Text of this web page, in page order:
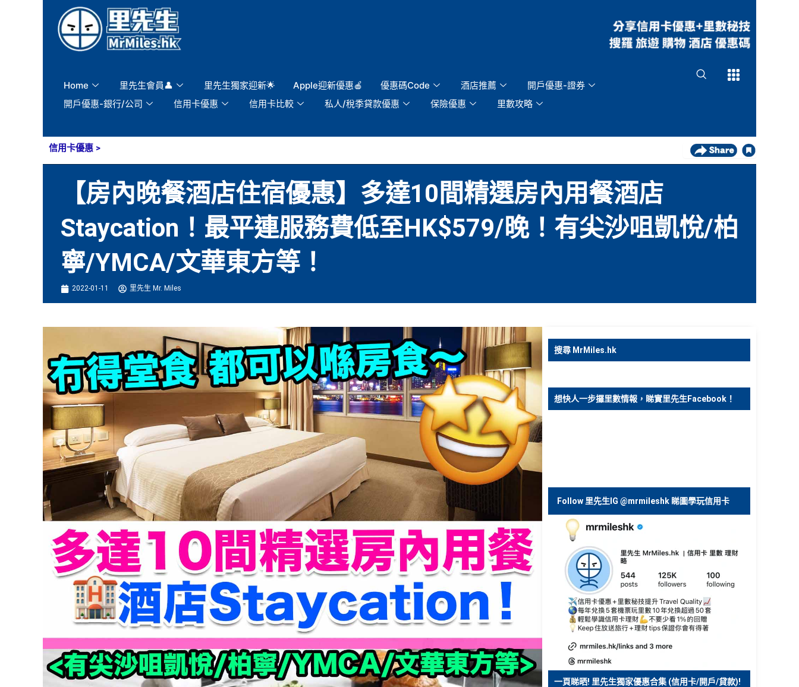
Home 里先生會員👤 里先生獨家迎新🌟 Apple迎新優惠🍎 優惠碼Code 酒店推薦
開戶優惠-證券
開戶優惠-銀行/公司
信用卡優惠 信用卡比較 私人/稅季貸款優惠 保險優惠 里數攻略
Open
信用卡優惠 >
【房內晚餐酒店住宿優惠】多達10間精選房內用餐酒店
Staycation！最平連服務費低至HK$579/晚！有尖沙咀凱悅/柏
寧/YMCA/文華東方等！
2022-01-11 里先生 Mr. Miles
搜尋 MrMiles.hk
想快人一步攞里數情報，睇實里先生Facebook！
Follow 里先生IG @mrmileshk 睇圖學玩信用卡
一頁睇晒! 里先生獨家優惠合集 (信用卡/開戶/貸款)!